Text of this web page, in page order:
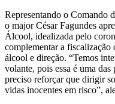
Representando o Comando
o major César Fagundes
Álcool, idealizada pelo
complementar a
álcool e direção. “Temos
volante, pois essa é uma
preciso reforçar que dirigir
vidas inocentes em risco”,